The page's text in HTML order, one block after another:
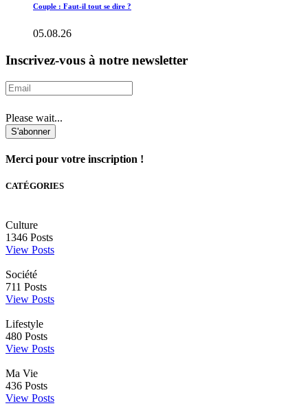
Couple : Faut-il tout se dire ?
05.08.26
Inscrivez-vous à notre newsletter
Please wait...
S'abonner
Merci pour votre inscription !
CATÉGORIES
Culture
1346 Posts
View Posts
Société
711 Posts
View Posts
Lifestyle
480 Posts
View Posts
Ma Vie
436 Posts
View Posts